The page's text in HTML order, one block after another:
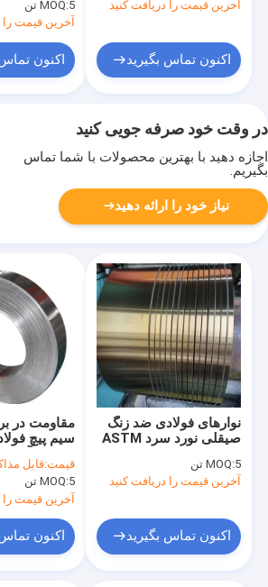
MOQ:5 تن
آخرین قیمت را
اکنون
آخرین قیمت را دریافت کنید
اکنون تماس بگیرید
در وقت خود صرفه جویی کنید
اجازه دهید با بهترین محصولات با شما تماس
بگیریم.
نیاز خود را ارائه دهید
مقاومت در
سیم پیچ
نوار فلزی
قیمت:قابل
MOQ:5 تن
آخرین قیمت را
اکنون
نوارهای فولادی ضد زنگ
صیقلی نورد سرد ASTM
میلی متری
MOQ:5 تن
آخرین قیمت را دریافت کنید
اکنون تماس بگیرید